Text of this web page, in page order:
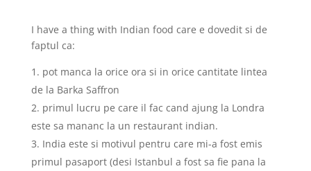
I have a thing with Indian food care e dovedit si de
faptul ca:
pot manca la orice ora si in orice cantitate lintea
de la Barka Saffron
primul lucru pe care il fac cand ajung la Londra
este sa mananc la un restaurant indian.
India este si motivul pentru care mi-a fost emis
primul pasaport (desi Istanbul a fost sa fie pana la